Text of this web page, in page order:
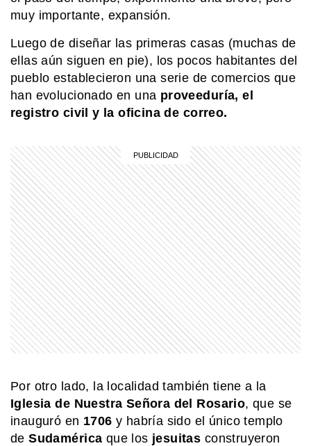
muy importante, expansión.
Luego de diseñar las primeras casas (muchas de
ellas aún siguen en pie), los pocos habitantes del
pueblo establecieron una serie de comercios que
han evolucionado en una proveeduría, el
registro civil y la oficina de correo.
Por otro lado, la localidad también tiene a la
Iglesia de Nuestra Señora del Rosario, que se
inauguró en 1706 y habría sido el único templo
deSudamérica que los jesuitas construyeron
24 de junio: la increíble coincidencia
entre Fangio y Sabato
HISTORIA
Querido Mariano Moreno: estas son
Cuenca, su esposa, le escribió luego
de su partida
MI PAIS
¿Cuándo y dónde nació José de San
Martín?
COMUNIDAD EDUCATIVA
Crianza 2.0: qué son las vacunas y
por qué son importantes desde la
primera infancia
SABER MAS
Mar, golfo, bahía y estrecho: ¿cómo se
MI PAIS
Parque Provincial de Ischigualasto: el
asombroso Valle de la Luna de San